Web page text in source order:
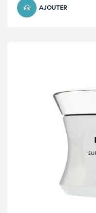
AJOUTER